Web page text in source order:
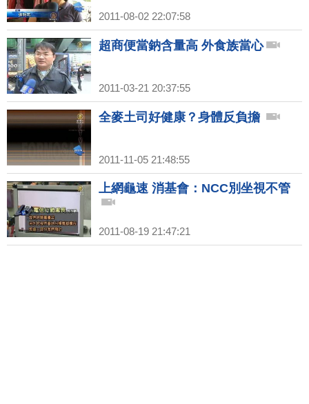
2011-08-02 22:07:58
超商便當鈉含量高 外食族當心
2011-03-21 20:37:55
全麥土司好健康？身體反負擔
2011-11-05 21:48:55
上網龜速 消基會：NCC別坐視不管
2011-08-19 21:47:21